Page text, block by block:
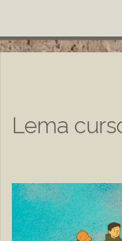
Lema